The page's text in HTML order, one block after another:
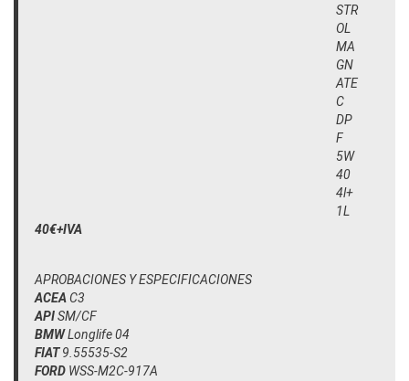
STR
OL
MA
GN
ATE
C
DP
F
5W
40
4l+
1L
40€+IVA
APROBACIONES Y ESPECIFICACIONES
ACEA C3
APISM/CF
BMWLonglife 04
FIAT9.55535-S2
FORDWSS-M2C-917A